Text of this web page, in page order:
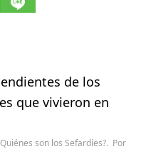
de los
que vivieron en
son los Sefardíes?. Por